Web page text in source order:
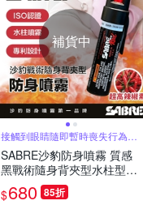
補貨中
接觸到眼睛隨即暫時喪失行為能
力約60分鐘
SABRE沙豹防身噴霧 質感
黑戰術隨身背夾型水柱型防
身噴霧-快
$680 85折